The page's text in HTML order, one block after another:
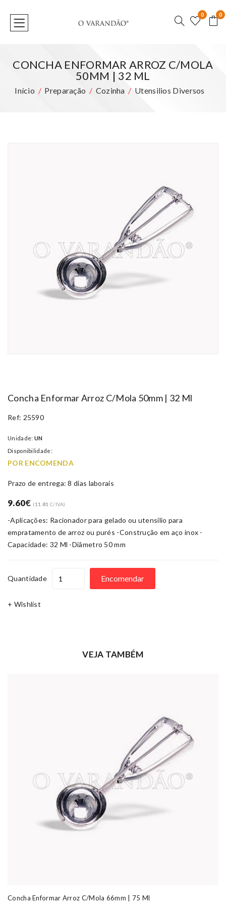
0 0
CONCHA ENFORMAR ARROZ C/MOLA
50MM | 32 ML
Início Preparação Cozinha Utensilios Diversos
Concha Enformar Arroz C/mola 50mm | 32 Ml
Ref: 25590
Unidade: UN
Disponibilidade:
POR ENCOMENDA
Prazo de entrega: 8 dias laborais
9.60€ (11.81 C/IVA)
-Aplicações: Racionador para gelado ou utensilio para
empratamento de arroz ou purés -Construção em aço inox -
Capacidade: 32 Ml -Diâmetro 50 mm
Quantidade Encomendar
+ Wishlist
VEJA TAMBÉM
Concha Enformar Arroz C/mola 66mm | 75 Ml